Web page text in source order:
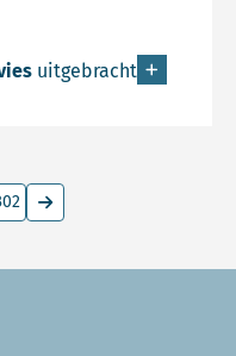
uitgebracht
Ga naar de volgende